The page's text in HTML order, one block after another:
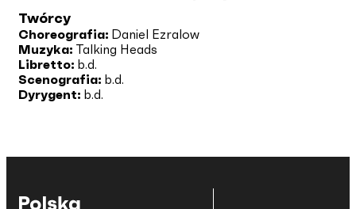
Twórcy
Choreografia: Daniel Ezralow
Muzyka: Talking Heads
Libretto: b.d.
Scenografia: b.d.
Dyrygent: b.d.